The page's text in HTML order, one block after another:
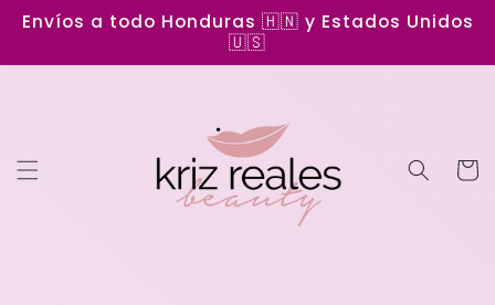
directamente
Envíos a todo Honduras 🇭🇳 y Estados Unidos
🇺🇸
Carrito